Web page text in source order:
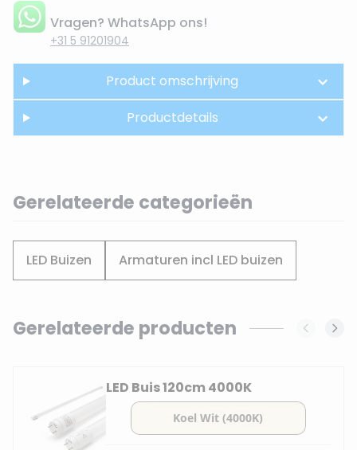
Vragen? WhatsApp ons!
+31 5 91201904
Product omschrijving
Productdetails
Gerelateerde categorieën
LED Buizen Armaturen incl LED buizen
Navigating through the elements of the carousel is
Press to skip carousel
Gerelateerde producten
LED Buis 120cm 4000K